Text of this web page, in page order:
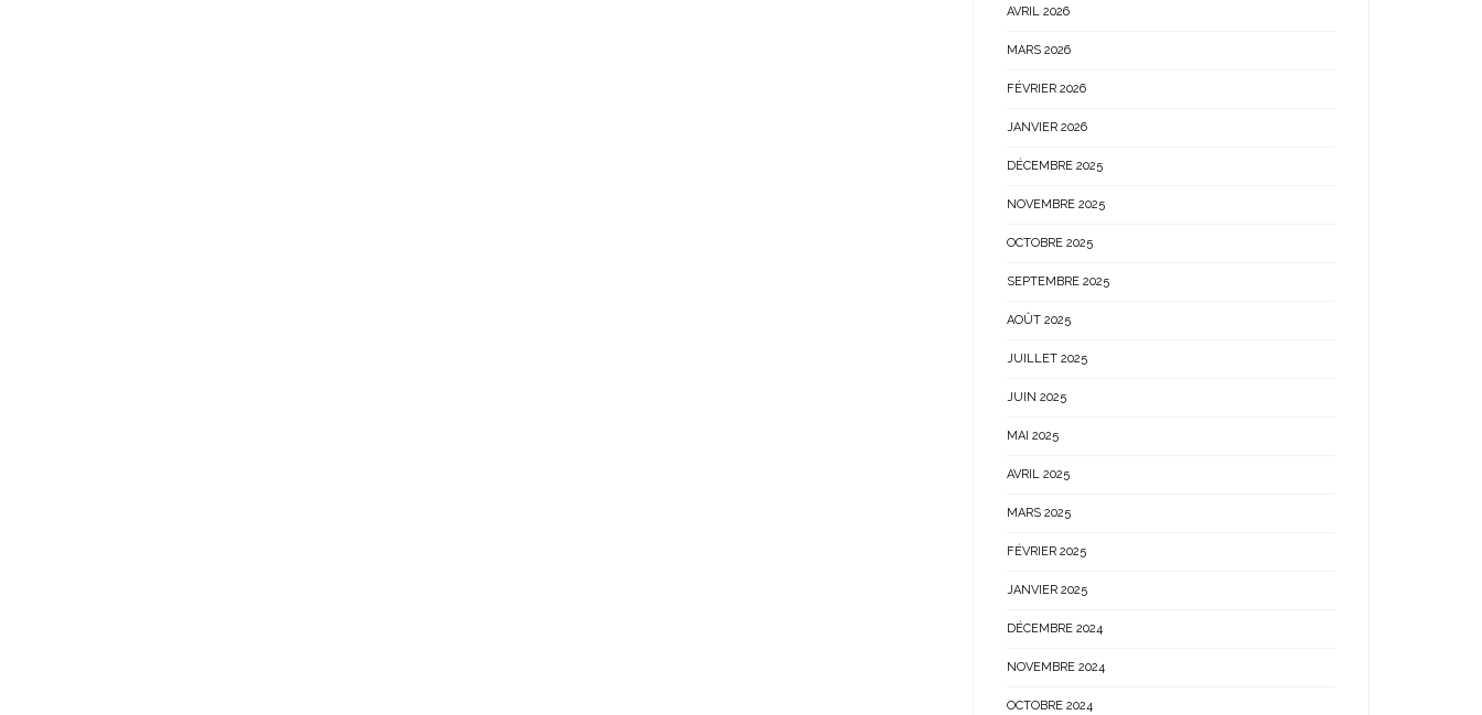
AVRIL 2026
MARS 2026
FÉVRIER 2026
JANVIER 2026
DÉCEMBRE 2025
NOVEMBRE 2025
OCTOBRE 2025
SEPTEMBRE 2025
AOÛT 2025
JUILLET 2025
JUIN 2025
MAI 2025
AVRIL 2025
MARS 2025
FÉVRIER 2025
JANVIER 2025
DÉCEMBRE 2024
NOVEMBRE 2024
OCTOBRE 2024